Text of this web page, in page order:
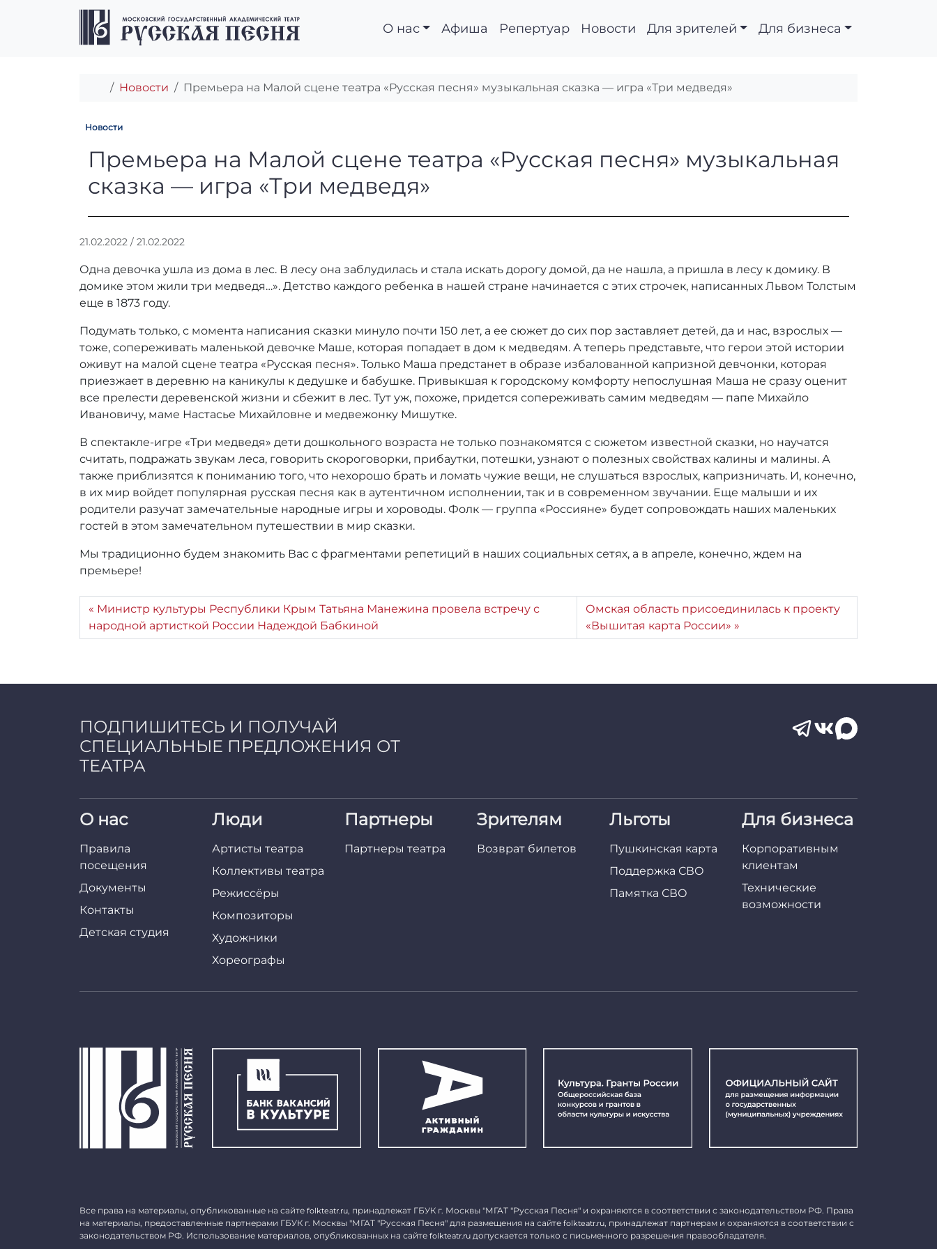
Перейти к содержимому
Перейти к футеру
О нас Афиша Репертуар Новости Для зрителей Для бизнеса
Главная
Новости Премьера на Малой сцене театра «Русская песня» музыкальная сказка — игра «Три медведя»
Новости
Премьера на Малой сцене театра «Русская песня»
Премьера на Малой сцене театра «Русская песня» музыкальная
сказка — игра «Три медведя»
21.02.2022 / 21.02.2022
т
о
r
r
a
d
m
i
Одна девочка ушла из дома в лес. В лесу она заблудилась и стала искать дорогу домой, да не нашла, а пришла в лесу к домику. В
домике этом жили три медведя…». Детство каждого ребенка в нашей стране начинается с этих строчек, написанных Львом Толстым
еще в 1873 году.
Подумать только, с момента написания сказки минуло почти 150 лет, а ее сюжет до сих пор заставляет детей, да и нас, взрослых —
тоже, сопереживать маленькой девочке Маше, которая попадает в дом к медведям. А теперь представьте, что герои этой истории
оживут на малой сцене театра «Русская песня». Только Маша предстанет в образе избалованной капризной девчонки, которая
приезжает в деревню на каникулы к дедушке и бабушке. Привыкшая к городскому комфорту непослушная Маша не сразу оценит
все прелести деревенской жизни и сбежит в лес. Тут уж, похоже, придется сопереживать самим медведям — папе Михайло
Ивановичу, маме Настасье Михайловне и медвежонку Мишутке.
В спектакле-игре «Три медведя» дети дошкольного возраста не только познакомятся с сюжетом известной сказки, но научатся
считать, подражать звукам леса, говорить скороговорки, прибаутки, потешки, узнают о полезных свойствах калины и малины. А
также приблизятся к пониманию того, что нехорошо брать и ломать чужие вещи, не слушаться взрослых, капризничать. И, конечно,
в их мир войдет популярная русская песня как в аутентичном исполнении, так и в современном звучании. Еще малыши и их
родители разучат замечательные народные игры и хороводы. Фолк — группа «Россияне» будет сопровождать наших маленьких
гостей в этом замечательном путешествии в мир сказки.
Мы традиционно будем знакомить Вас с фрагментами репетиций в наших социальных сетях, а в апреле, конечно, ждем на
премьере!
Министр культуры Республики Крым Татьяна Манежина провела встречу с
народной артисткой России Надеждой Бабкиной
Омская область присоединилась к проекту
«Вышитая карта России»
ПОДПИШИТЕСЬ И ПОЛУЧАЙ
СПЕЦИАЛЬНЫЕ ПРЕДЛОЖЕНИЯ ОТ
ТЕАТРА
О нас
Правила
посещения
Документы
Контакты
Детская студия
Люди
Артисты театра
Коллективы театра
Режиссёры
Композиторы
Художники
Хореографы
Партнеры
Партнеры театра
Зрителям
Возврат билетов
Льготы
Пушкинская карта
Поддержка СВО
Памятка СВО
Для бизнеса
Корпоративным
клиентам
Технические
возможности
Все права на материалы, опубликованные на сайте folkteatr.ru, принадлежат ГБУК г. Москвы "МГАТ "Русская Песня" и охраняются в соответствии с законодательством РФ. Права
на материалы, предоставленные партнерами ГБУК г. Москвы "МГАТ "Русская Песня" для размещения на сайте folkteatr.ru, принадлежат партнерам и охраняются в соответствии с
законодательством РФ. Использование материалов, опубликованных на сайте folkteatr.ru допускается только с письменного разрешения правообладателя.